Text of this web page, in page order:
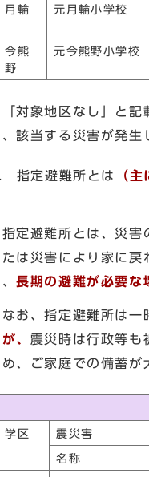
月輪 元月輪小学校
今熊
野
元今熊野小学校
対象地区なし」と記
、該当する災害が発生
指定避難所とは （
定避難所とは、災害
たは災害により家に戻
、長期の避難が必要な
お、指定避難所は一
、 震災時は行政等も
め、ご家庭での備蓄が
学区 震災害
名称